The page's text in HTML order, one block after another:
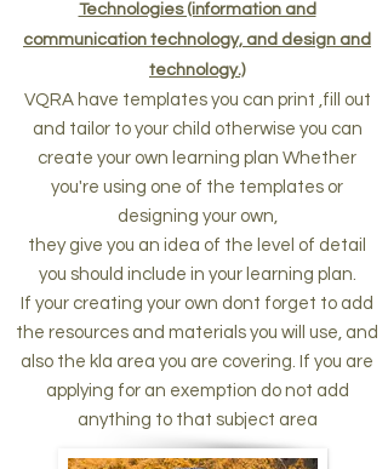
Technologies (information and
communication technology, and design and
technology.)
VQRA have templates you can print ,fill out
and tailor to your child otherwise you can
create your own learning plan Whether
you're using one of the templates or
designing your own,
they give you an idea of the level of detail
you should include in your learning plan.
If your creating your own dont forget to add
the resources and materials you will use, and
also the kla area you are covering. If you are
applying for an exemption do not add
anything to that subject area